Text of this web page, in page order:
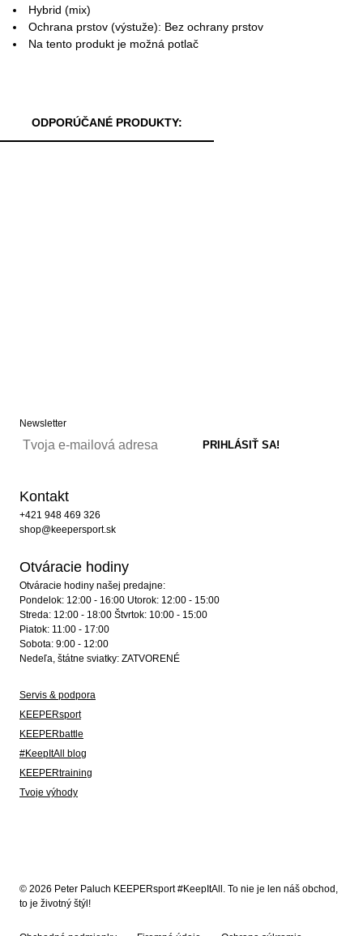
Hybrid (mix)
Ochrana prstov (výstuže): Bez ochrany prstov
Na tento produkt je možná potlač
ODPORÚČANÉ PRODUKTY:
Newsletter
Kontakt
+421 948 469 326
shop@keepersport.sk
Otváracie hodiny
Otváracie hodiny našej predajne:
Pondelok: 12:00 - 16:00 Utorok: 12:00 - 15:00
Streda: 12:00 - 18:00 Štvrtok: 10:00 - 15:00
Piatok: 11:00 - 17:00
Sobota: 9:00 - 12:00
Nedeľa, štátne sviatky: ZATVORENÉ
Servis & podpora
KEEPERsport
KEEPERbattle
#KeepItAll blog
KEEPERtraining
Tvoje výhody
© 2026 Peter Paluch KEEPERsport #KeepItAll. To nie je len náš obchod,
to je životný štýl!